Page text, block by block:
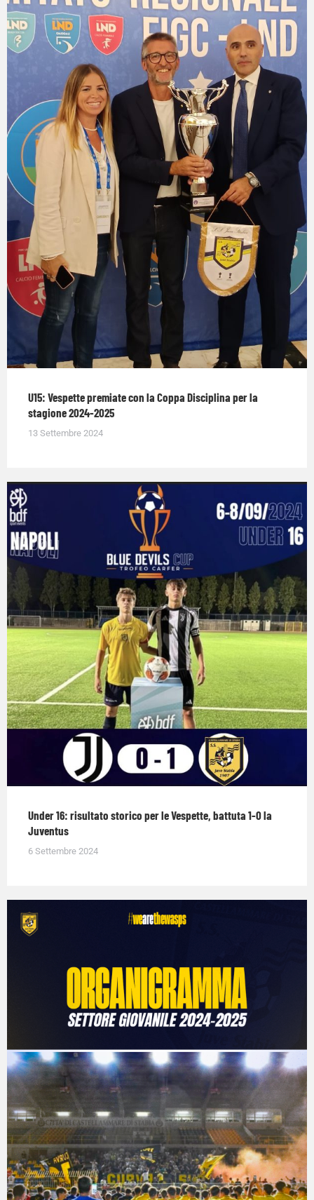
U15: Vespette premiate con la Coppa Disciplina per la
stagione 2024-2025
13 Settembre 2024
Under 16: risultato storico per le Vespette, battuta 1-0 la
Juventus
6 Settembre 2024